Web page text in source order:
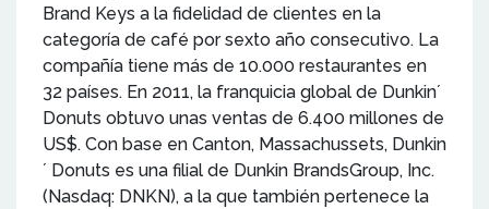
Brand Keys a la fidelidad de clientes en la
categoría de café por sexto año consecutivo. La
compañía tiene más de 10.000 restaurantes en
32 países. En 2011, la franquicia global de Dunkin´
Donuts obtuvo unas ventas de 6.400 millones de
US$. Con base en Canton, Massachussets, Dunkin
´ Donuts es una filial de Dunkin BrandsGroup, Inc.
(Nasdaq: DNKN), a la que también pertenece la